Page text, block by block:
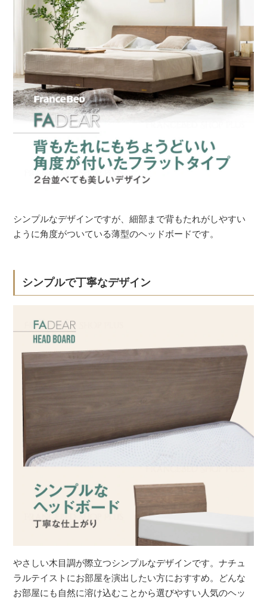
シンプルなデザインですが、細部まで背もたれがしやすい
ように角度がついている薄型のヘッドボードです。
シンプルで丁寧なデザイン
やさしい木目調が際立つシンプルなデザインです。ナチュ
ラルテイストにお部屋を演出したい方におすすめ。どんな
お部屋にも自然に溶け込むことから選びやすい人気のヘッ